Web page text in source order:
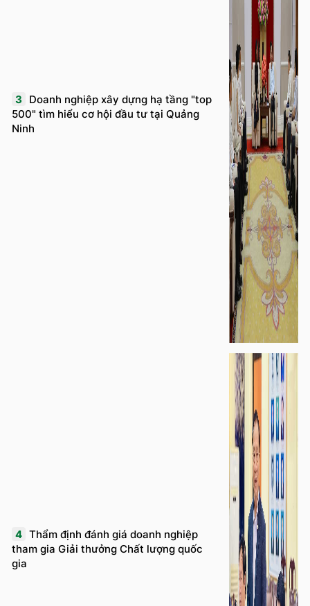
3
Doanh nghiệp xây dựng hạ tầng "top
500" tìm hiểu cơ hội đầu tư tại Quảng
Ninh
4 Thẩm định đánh giá doanh nghiệp
tham gia Giải thưởng Chất lượng quốc
gia